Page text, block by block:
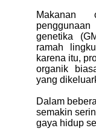
Makanan
genetika
ramah
karena itu,
organik
yang
Dalam
semakin
gaya hidup